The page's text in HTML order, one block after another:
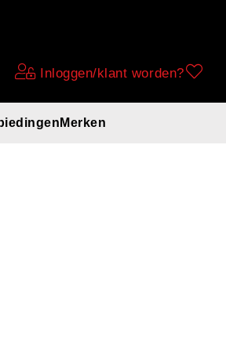
Inloggen/klant worden?
Merken